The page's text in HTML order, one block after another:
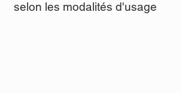
selon les modalités d'usage